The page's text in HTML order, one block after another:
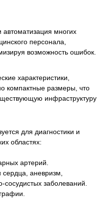
многих
персонала,
возможность ошибок.
характеристики,
компактные размеры, что
инфраструктуру
для диагностики и
областях:
артерий.
аневризм,
сосудистых заболеваний.